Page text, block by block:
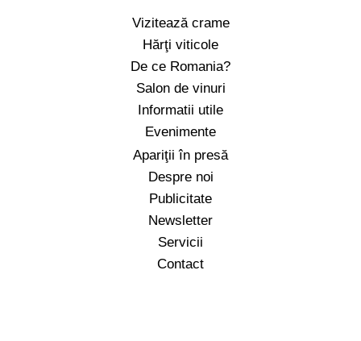
Vizitează crame
Hărţi viticole
De ce Romania?
Salon de vinuri
Informatii utile
Evenimente
Apariţii în presă
Despre noi
Publicitate
Newsletter
Servicii
Contact